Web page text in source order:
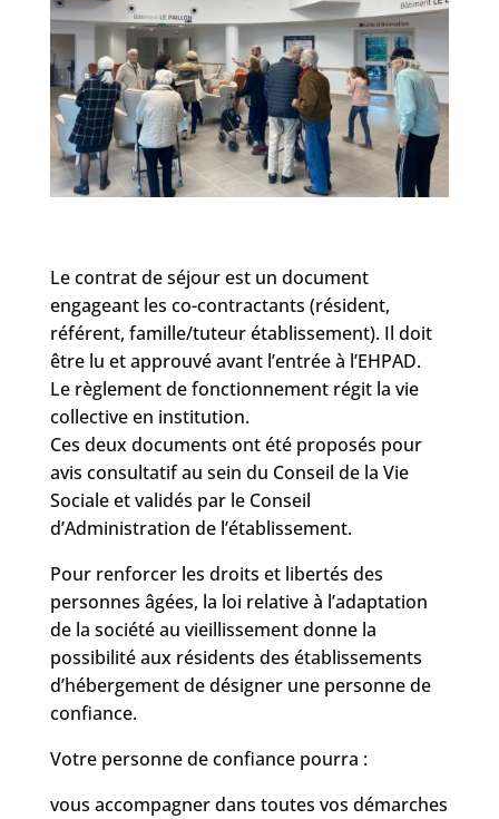
Le contrat de séjour est un document
engageant les co-contractants (résident,
référent, famille/tuteur établissement). Il doit
être lu et approuvé avant l’entrée à l’EHPAD.
Le règlement de fonctionnement régit la vie
collective en institution.
Ces deux documents ont été proposés pour
avis consultatif au sein du Conseil de la Vie
Sociale et validés par le Conseil
d’Administration de l’établissement.
Pour renforcer les droits et libertés des
personnes âgées, la loi relative à l’adaptation
de la société au vieillissement donne la
possibilité aux résidents des établissements
d’hébergement de désigner une personne de
confiance.
Votre personne de confiance pourra :
vous accompagner dans toutes vos démarches